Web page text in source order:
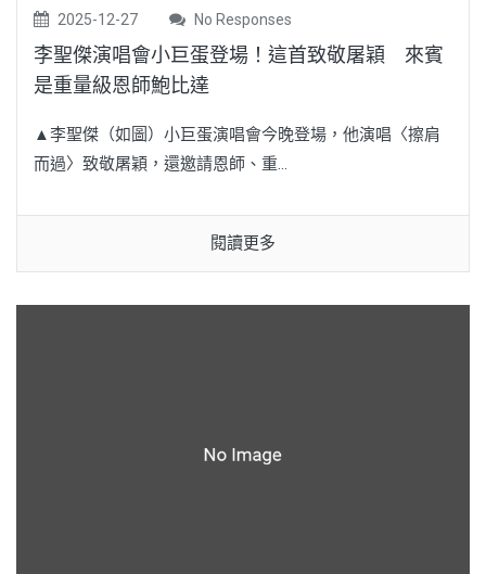
2025-12-27 No Responses
李聖傑演唱會小巨蛋登場！這首致敬屠穎 來賓
是重量級恩師鮑比達
▲李聖傑（如圖）小巨蛋演唱會今晚登場，他演唱〈擦肩
而過〉致敬屠穎，還邀請恩師、重...
閱讀更多